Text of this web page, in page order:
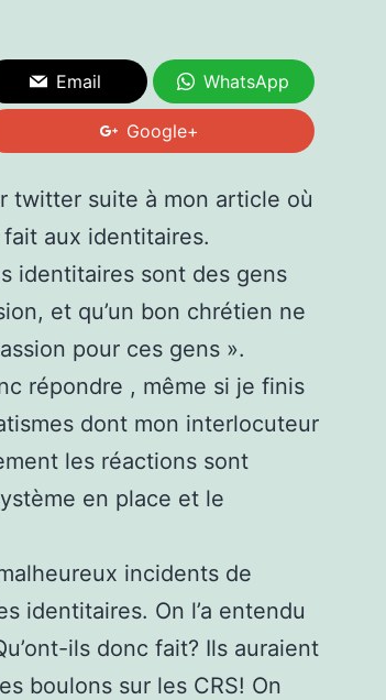
Email WhatsApp
Google+
twitter suite à mon article où
aux identitaires.
identitaires sont des gens
et qu’un bon chrétien ne
pour ces gens ».
répondre , même si je finis
dont mon interlocuteur
les réactions sont
en place et le
incidents de
identitaires. On l’a entendu
ils donc fait? Ils auraient
boulons sur les CRS! On